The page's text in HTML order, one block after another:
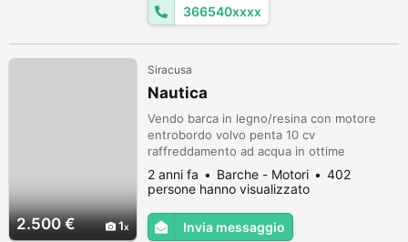
366540xxxx
2.500 € 1
Siracusa
Nautica
Vendo barca in legno/resina con motore
entrobordo volvo penta 10 cv
raffreddamento ad acqua in ottime
condizioni. Barca compresa di 2 batterie,
pompa di sentina automatica, remi, occhio
di ecoscandaglio hummerbhird, faretto, luce
di navigazione... pronta per qualsiasi prova
in mare... prezzo assolutamente non
2 anni fa Barche - Motori
402
persone hanno visualizzato
Invia messaggio